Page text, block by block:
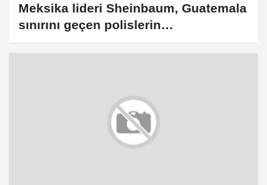
Meksika lideri Sheinbaum, Guatemala
sınırını geçen polislerin
cezalandırılacağını söyledi